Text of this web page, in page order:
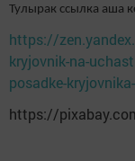
Тулырак ссылка аша
https://
kryjovnik-na-
posadke-
https://